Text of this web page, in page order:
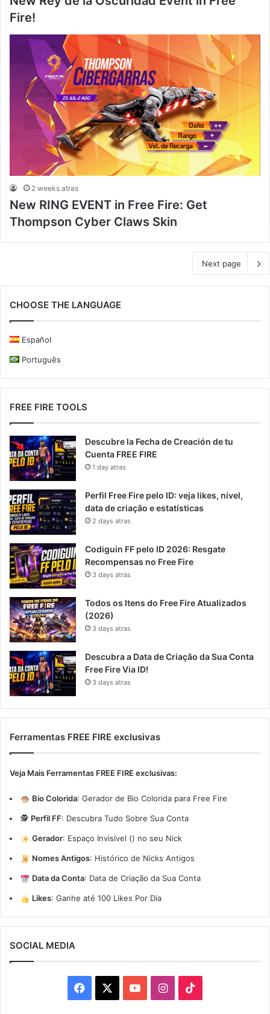
Fire!
2 weeks atras
New RING EVENT in Free Fire: Get
Thompson Cyber Claws Skin
Next page
CHOOSE THE LANGUAGE
Español
Português
FREE FIRE TOOLS
Descubre la Fecha de Creación de tu
Cuenta FREE FIRE
1 day atras
Perfil Free Fire pelo ID: veja likes, nível,
data de criação e estatísticas
2 days atras
Codiguin FF pelo ID 2026: Resgate
Recompensas no Free Fire
3 days atras
Todos os Itens do Free Fire Atualizados
(2026)
3 days atras
Descubra a Data de Criação da Sua Conta
Free Fire Via ID!
3 days atras
Ferramentas FREE FIRE exclusivas
Veja Mais Ferramentas FREE FIRE exclusivas:
Bio Colorida: Gerador de Bio Colorida para Free Fire
🕵️ Perfil FF: Descubra Tudo Sobre Sua Conta
Gerador: Espaço Invisível (ㅤ) no seu Nick
Nomes Antigos: Histórico de Nicks Antigos
Data da Conta: Data de Criação da Sua Conta
Likes: Ganhe até 100 Likes Por Dia
SOCIAL MEDIA
Facebook YouTubeInstagram